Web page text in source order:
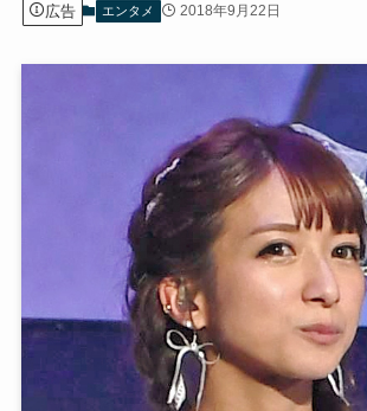
広告 エンタメ 2018年9月22日